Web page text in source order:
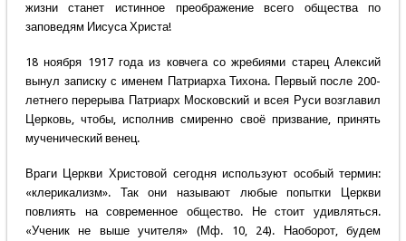
жизни станет истинное преображение всего общества по
заповедям Иисуса Христа!
18 ноября 1917 года из ковчега со жребиями старец Алексий
вынул записку с именем Патриарха Тихона. Первый после 200-
летнего перерыва Патриарх Московский и всея Руси возглавил
Церковь, чтобы, исполнив смиренно своё призвание, принять
мученический венец.
Враги Церкви Христовой сегодня используют особый термин:
«клерикализм». Так они называют любые попытки Церкви
повлиять на современное общество. Не стоит удивляться.
«Ученик не выше учителя» (Мф. 10, 24). Наоборот, будем